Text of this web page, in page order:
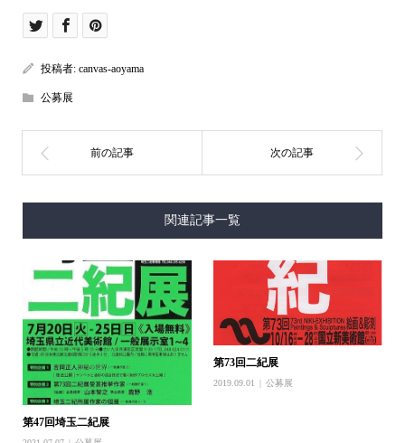
投稿者: canvas-aoyama
公募展
関連記事一覧
第47回埼玉二紀展
第73回二紀展
2019.09.01 公募展